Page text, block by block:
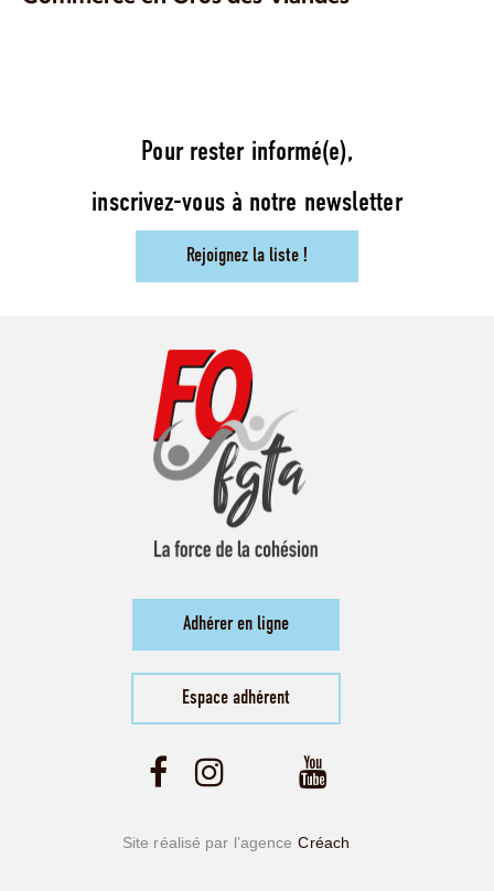
Pour rester informé(e),
inscrivez-vous à notre newsletter
Rejoignez la liste !
Adhérer en ligne
Espace adhérent
Site réalisé par l’agence Créach